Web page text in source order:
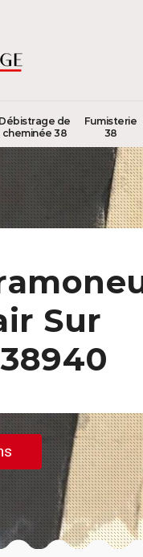
Débistrage de
cheminée 38
Fumisterie
38
Sur